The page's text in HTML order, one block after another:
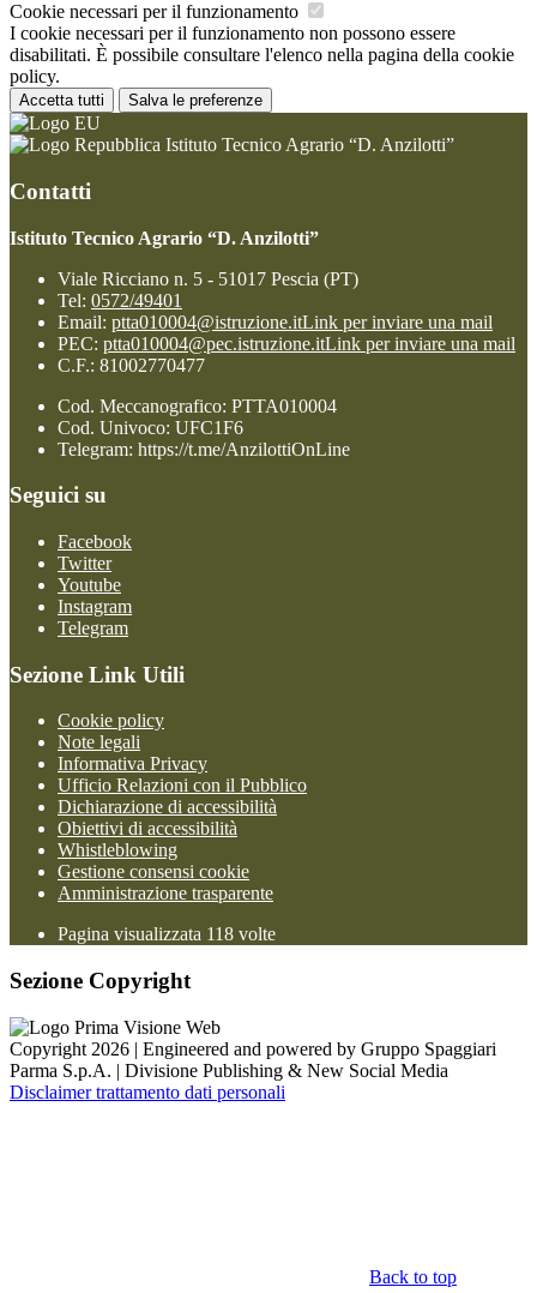
Cookie necessari per il funzionamento
I cookie necessari per il funzionamento non possono essere
disabilitati. È possibile consultare l'elenco nella pagina della cookie
policy.
Accetta tutti Salva le preferenze
Istituto Tecnico Agrario “D. Anzilotti”
Contatti
Istituto Tecnico Agrario “D. Anzilotti”
Viale Ricciano n. 5 - 51017 Pescia (PT)
Tel: 0572/49401
Email: ptta010004@istruzione.itLink per inviare una mail
PEC: ptta010004@pec.istruzione.itLink per inviare una mail
C.F.: 81002770477
Cod. Meccanografico: PTTA010004
Cod. Univoco: UFC1F6
Telegram: https://t.me/AnzilottiOnLine
Seguici su
Facebook
Twitter
Youtube
Instagram
Telegram
Sezione Link Utili
Cookie policy
Note legali
Informativa Privacy
Ufficio Relazioni con il Pubblico
Dichiarazione di accessibilità
Obiettivi di accessibilità
Whistleblowing
Gestione consensi cookie
Amministrazione trasparente
Pagina visualizzata 118 volte
Sezione Copyright
Copyright 2026 | Engineered and powered by Gruppo Spaggiari
Parma S.p.A. | Divisione Publishing & New Social Media
Disclaimer trattamento dati personali
Back to top